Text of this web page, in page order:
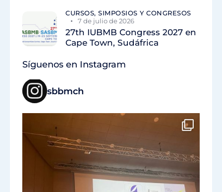
CURSOS, SIMPOSIOS Y CONGRESOS
7 de julio de 2026
27th IUBMB Congress 2027 en
Cape Town, Sudáfrica
Síguenos en Instagram
sbbmch